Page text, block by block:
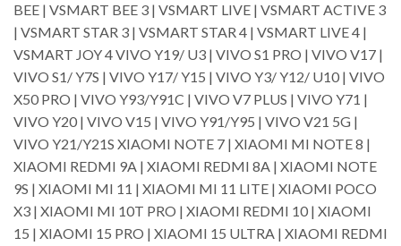
BEE | VSMART BEE 3 | VSMART LIVE | VSMART ACTIVE 3
| VSMART STAR 3 | VSMART STAR 4 | VSMART LIVE 4 |
VSMART JOY 4 VIVO Y19/ U3 | VIVO S1 PRO | VIVO V17 |
VIVO S1/ Y7S | VIVO Y17/ Y15 | VIVO Y3/ Y12/ U10 | VIVO
X50 PRO | VIVO Y93/Y91C | VIVO V7 PLUS | VIVO Y71 |
VIVO Y20 | VIVO V15 | VIVO Y91/Y95 | VIVO V21 5G |
VIVO Y21/Y21S XIAOMI NOTE 7 | XIAOMI MI NOTE 8 |
XIAOMI REDMI 9A | XIAOMI REDMI 8A | XIAOMI NOTE
9S | XIAOMI MI 11 | XIAOMI MI 11 LITE | XIAOMI POCO
X3 | XIAOMI MI 10T PRO | XIAOMI REDMI 10 | XIAOMI
15 | XIAOMI 15 PRO | XIAOMI 15 ULTRA | XIAOMI REDMI